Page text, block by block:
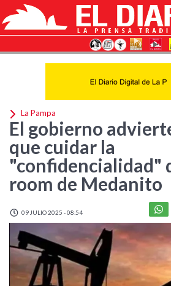
La Pampa
El gobierno
que cuidar la
"confidencialidad"
room de Medanito
09 JULIO 2025 - 08:54